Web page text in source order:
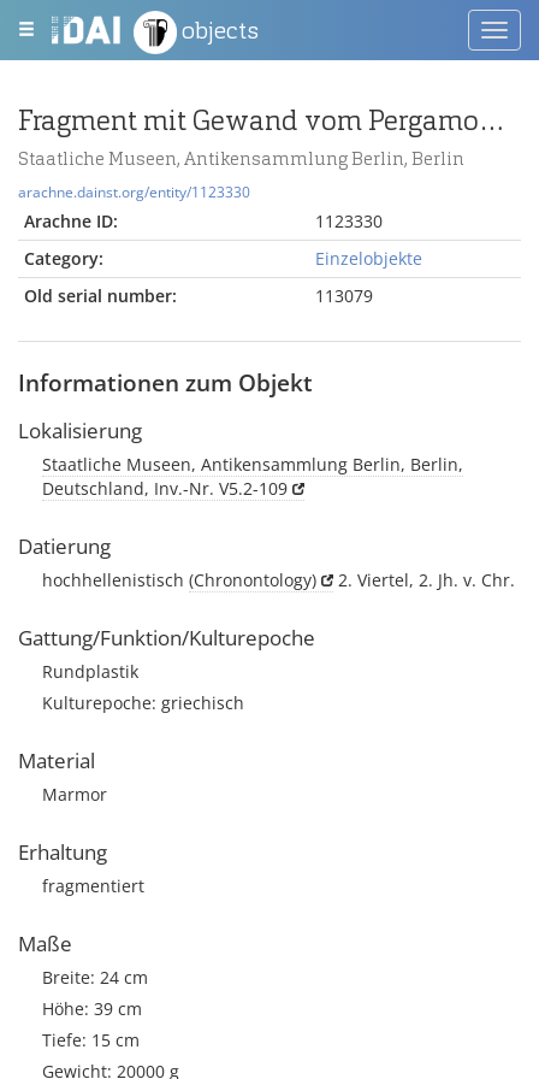
objects
Fragment mit Gewand vom Pergamonaltar (Rundplastik oder Relief); Berlin:Relief / Statue (?), Gewandstück
Staatliche Museen, Antikensammlung Berlin, Berlin
arachne.dainst.org/entity/1123330
Arachne ID:
1123330
Category:
Einzelobjekte
Old serial number:
113079
Informationen zum Objekt
Lokalisierung
Staatliche Museen, Antikensammlung Berlin, Berlin,
Deutschland, Inv.-Nr. V5.2-109
Datierung
hochhellenistisch (Chronontology) 2. Viertel, 2. Jh. v. Chr.
Gattung/Funktion/Kulturepoche
Rundplastik
Kulturepoche: griechisch
Material
Marmor
Erhaltung
fragmentiert
Maße
Breite: 24 cm
Höhe: 39 cm
Tiefe: 15 cm
Gewicht: 20000 g